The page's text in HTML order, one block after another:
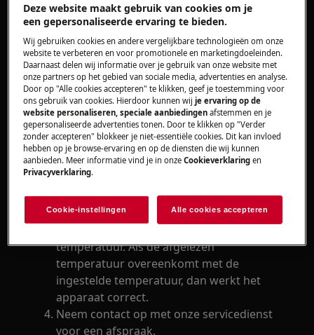
Koel-vriescombinatie
Koelkast
Oplossing
Controleer of het apparaat goed
aangesloten is op het stopcontact. Open
de deur van het koelgedeelte en
controleer of de verlichting brandt.
Controleer na uur een of de compressor al
hoorbaar is.
Controleer door een glaasje water en een
thermometer onderin het koelgedeelte te
temperatuur. Als de afgelezen
temperatuur overeenkomt met de
ingestelde temperatuur, dan werkt het
apparaat correct.
Neem contact op met onze servicedienst
voor een afspraak.
Deze website maakt gebruik van cookies om je
een gepersonaliseerde ervaring te bieden.
Wij gebruiken cookies en andere vergelijkbare technologieën om onze
website te verbeteren en voor promotionele en marketingdoeleinden.
Daarnaast delen wij informatie over je gebruik van onze website met
onze partners op het gebied van sociale media, advertenties en analyse.
Door op "Alle cookies accepteren" te klikken, geef je toestemming voor
ons gebruik van cookies. Hierdoor kunnen wijje ervaring op de
website personaliseren, speciale aanbiedingen afstemmen en je
gepersonaliseerde advertenties tonen. Door te klikken op "Verder
zonder accepteren" blokkeer je niet-essentiële cookies. Dit kan invloed
hebben op je browse-ervaring en op de diensten die wij kunnen
aanbieden. Meer informatie vind je in onzeCookieverklaring en
Privacyverklaring.
Cookie-instellingen Alle cookies accepteren